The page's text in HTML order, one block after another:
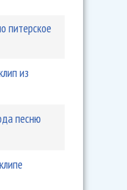
питерское
из
песню